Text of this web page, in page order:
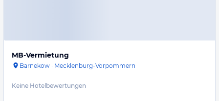
MB-Vermietung
Barnekow · Mecklenburg-Vorpommern
Keine Hotelbewertungen